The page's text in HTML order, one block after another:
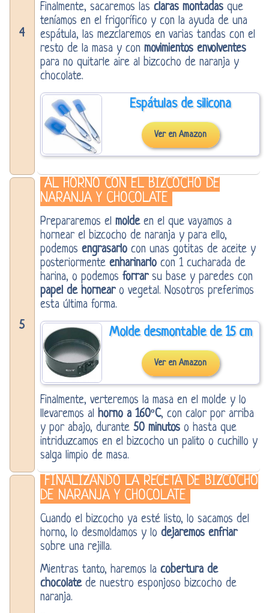
4
Finalmente, sacaremos las claras montadasque
teníamos en el frigorífico y con la ayuda de una
espátula, las mezclaremos en varias tandas con el
resto de la masa y con movimientos envolventes
para no quitarle aire al bizcocho de naranja y
chocolate.
Espátulas de silicona
Ver en Amazon
5
AL HORNO CON EL BIZCOCHO DE
NARANJA Y CHOCOLATE
Prepararemos el moldeen el que vayamos a
hornear el bizcocho de naranja y para ello,
podemos engrasarlocon unas gotitas de aceite y
posteriormente enharinarlocon 1 cucharada de
harina, o podemos forrarsu base y paredes con
papel de hornearo vegetal. Nosotros preferimos
esta última forma.
Molde desmontable de 15 cm
Ver en Amazon
Finalmente, verteremos la masa en el molde y lo
llevaremos al horno a 160ºC, con calor por arriba
y por abajo, durante 50 minutoso hasta que
intriduzcamos en el bizcocho un palito o cuchillo y
salga limpio de masa.
FINALIZANDO LA RECETA DE BIZCOCHO
DE NARANJA Y CHOCOLATE
Cuando el bizcocho ya esté listo, lo sacamos del
horno, lo desmoldamos y lo dejaremos enfriar
sobre una rejilla.
Mientras tanto, haremos la cobertura de
chocolatede nuestro esponjoso bizcocho de
naranja.